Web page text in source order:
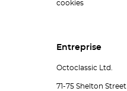
cookies
Entreprise
Octoclassic Ltd.
71-75 Shelton Street